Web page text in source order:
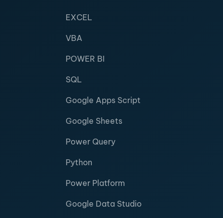
EXCEL
VBA
POWER BI
SQL
Google Apps Script
Google Sheets
Power Query
Python
Power Platform
Google Data Studio